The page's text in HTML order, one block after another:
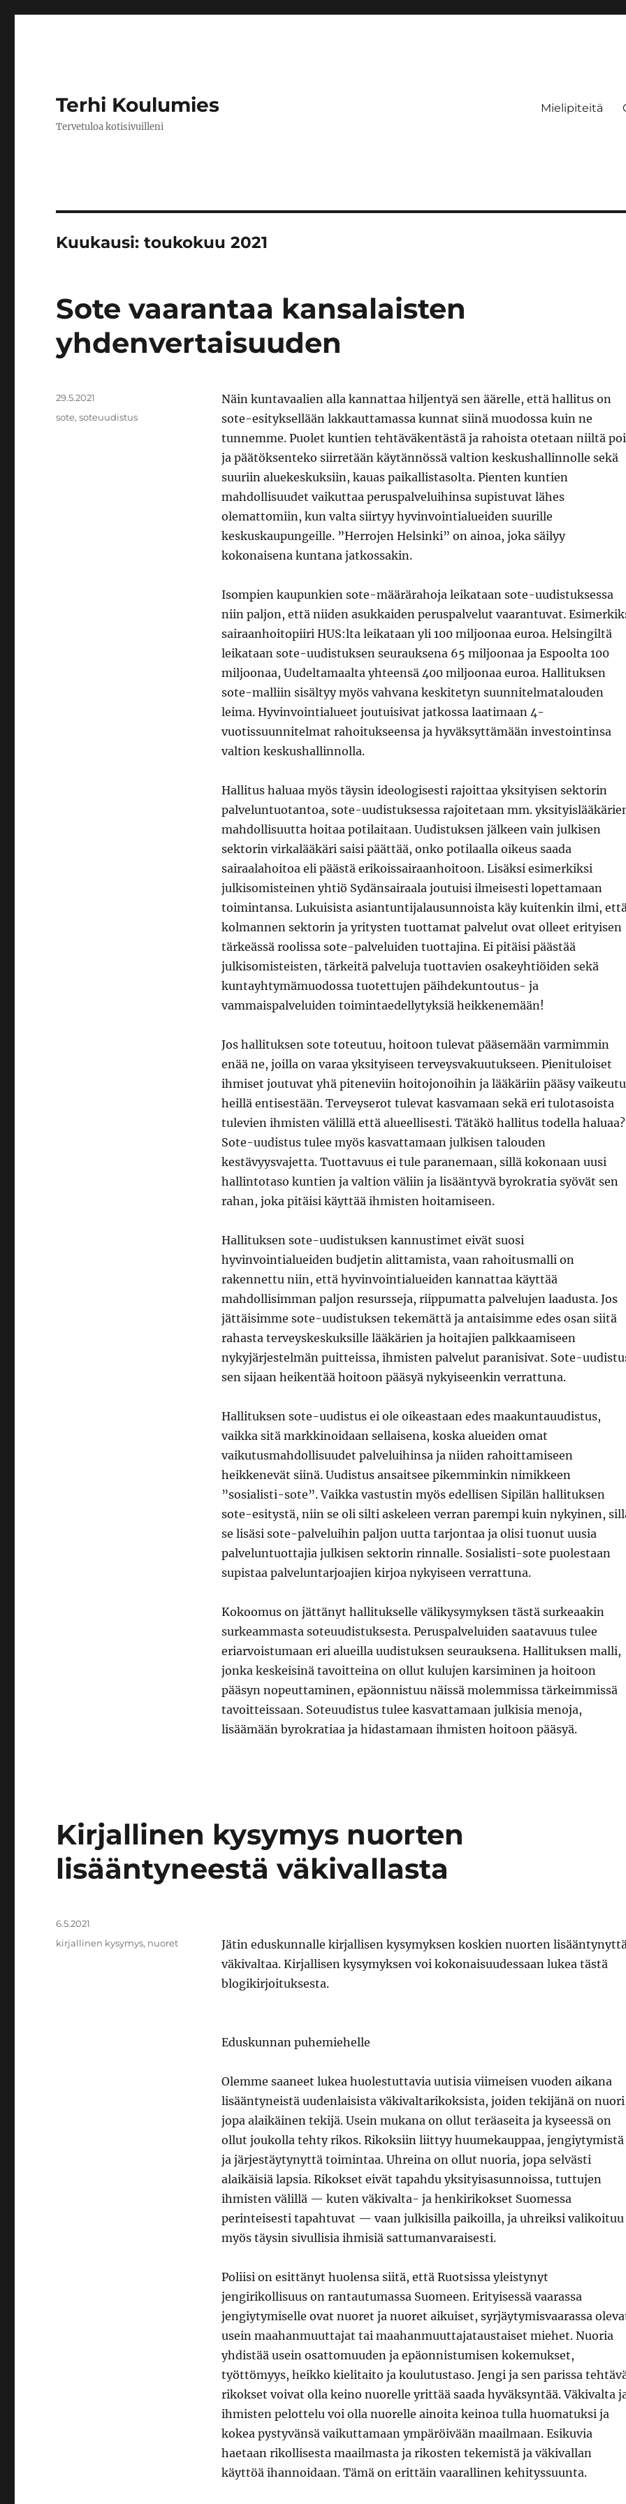
Terhi Koulumies
Tervetuloa kotisivuilleni
Mielipiteitä
Kuukausi:toukokuu 2021
Sote vaarantaa kansalaisten
yhdenvertaisuuden
Näin kuntavaalien alla kannattaa hiljentyä sen äärelle, että hallitus on
sote-esityksellään lakkauttamassa kunnat siinä muodossa kuin ne
tunnemme. Puolet kuntien tehtäväkentästä ja rahoista otetaan niiltä
ja päätöksenteko siirretään käytännössä valtion keskushallinnolle sekä
suuriin aluekeskuksiin, kauas paikallistasolta. Pienten kuntien
mahdollisuudet vaikuttaa peruspalveluihinsa supistuvat lähes
olemattomiin, kun valta siirtyy hyvinvointialueiden suurille
keskuskaupungeille. ”Herrojen Helsinki” on ainoa, joka säilyy
kokonaisena kuntana jatkossakin.
Isompien kaupunkien sote-määrärahoja leikataan sote-uudistuksessa
niin paljon, että niiden asukkaiden peruspalvelut vaarantuvat.
sairaanhoitopiiri HUS:lta leikataan yli 100 miljoonaa euroa. Helsingiltä
leikataan sote-uudistuksen seurauksena 65 miljoonaa ja Espoolta 100
miljoonaa, Uudeltamaalta yhteensä 400 miljoonaa euroa. Hallituksen
sote-malliin sisältyy myös vahvana keskitetyn suunnitelmatalouden
leima. Hyvinvointialueet joutuisivat jatkossa laatimaan 4-
vuotissuunnitelmat rahoitukseensa ja hyväksyttämään investointinsa
valtion keskushallinnolla.
Hallitus haluaa myös täysin ideologisesti rajoittaa yksityisen sektorin
palveluntuotantoa, sote-uudistuksessa rajoitetaan mm.
mahdollisuutta hoitaa potilaitaan. Uudistuksen jälkeen vain julkisen
sektorin virkalääkäri saisi päättää, onko potilaalla oikeus saada
sairaalahoitoa eli päästä erikoissairaanhoitoon. Lisäksi esimerkiksi
julkisomisteinen yhtiö Sydänsairaala joutuisi ilmeisesti lopettamaan
toimintansa. Lukuisista asiantuntijalausunnoista käy kuitenkin ilmi,
kolmannen sektorin ja yritysten tuottamat palvelut ovat olleet erityisen
tärkeässä roolissa sote-palveluiden tuottajina. Ei pitäisi päästää
julkisomisteisten, tärkeitä palveluja tuottavien osakeyhtiöiden sekä
kuntayhtymämuodossa tuotettujen päihdekuntoutus- ja
vammaispalveluiden toimintaedellytyksiä heikkenemään!
Jos hallituksen sote toteutuu, hoitoon tulevat pääsemään varmimmin
enää ne, joilla on varaa yksityiseen terveysvakuutukseen. Pienituloiset
ihmiset joutuvat yhä piteneviin hoitojonoihin ja lääkäriin pääsy
heillä entisestään. Terveyserot tulevat kasvamaan sekä eri tulotasoista
tulevien ihmisten välillä että alueellisesti. Tätäkö hallitus todella haluaa?
Sote-uudistus tulee myös kasvattamaan julkisen talouden
kestävyysvajetta. Tuottavuus ei tule paranemaan, sillä kokonaan uusi
hallintotaso kuntien ja valtion väliin ja lisääntyvä byrokratia syövät sen
rahan, joka pitäisi käyttää ihmisten hoitamiseen.
Hallituksen sote-uudistuksen kannustimet eivät suosi
hyvinvointialueiden budjetin alittamista, vaan rahoitusmalli on
rakennettu niin, että hyvinvointialueiden kannattaa käyttää
mahdollisimman paljon resursseja, riippumatta palvelujen laadusta. Jos
jättäisimme sote-uudistuksen tekemättä ja antaisimme edes osan siitä
rahasta terveyskeskuksille lääkärien ja hoitajien palkkaamiseen
nykyjärjestelmän puitteissa, ihmisten palvelut paranisivat. Sote-
sen sijaan heikentää hoitoon pääsyä nykyiseenkin verrattuna.
Hallituksen sote-uudistus ei ole oikeastaan edes maakuntauudistus,
vaikka sitä markkinoidaan sellaisena, koska alueiden omat
vaikutusmahdollisuudet palveluihinsa ja niiden rahoittamiseen
heikkenevät siinä. Uudistus ansaitsee pikemminkin nimikkeen
”sosialisti-sote”. Vaikka vastustin myös edellisen Sipilän hallituksen
sote-esitystä, niin se oli silti askeleen verran parempi kuin nykyinen,
se lisäsi sote-palveluihin paljon uutta tarjontaa ja olisi tuonut uusia
palveluntuottajia julkisen sektorin rinnalle. Sosialisti-sote puolestaan
supistaa palveluntarjoajien kirjoa nykyiseen verrattuna.
Kokoomus on jättänyt hallitukselle välikysymyksen tästä surkeaakin
surkeammasta soteuudistuksesta. Peruspalveluiden saatavuus tulee
eriarvoistumaan eri alueilla uudistuksen seurauksena. Hallituksen malli,
jonka keskeisinä tavoitteina on ollut kulujen karsiminen ja hoitoon
pääsyn nopeuttaminen, epäonnistuu näissä molemmissa tärkeimmissä
tavoitteissaan. Soteuudistus tulee kasvattamaan julkisia menoja,
lisäämään byrokratiaa ja hidastamaan ihmisten hoitoon pääsyä.
Julkaistu
29.5.2021
Avainsanat
sote,soteuudistus
Kirjallinen kysymys nuorten
lisääntyneestä väkivallasta
Jätin eduskunnalle kirjallisen kysymyksen koskien nuorten
väkivaltaa. Kirjallisen kysymyksen voi kokonaisuudessaan lukea tästä
blogikirjoituksesta.
Eduskunnan puhemiehelle
Olemme saaneet lukea huolestuttavia uutisia viimeisen vuoden aikana
lisääntyneistä uudenlaisista väkivaltarikoksista, joiden tekijänä on
jopa alaikäinen tekijä. Usein mukana on ollut teräaseita ja kyseessä on
ollut joukolla tehty rikos. Rikoksiin liittyy huumekauppaa, jengiytymistä
ja järjestäytynyttä toimintaa. Uhreina on ollut nuoria, jopa selvästi
alaikäisiä lapsia. Rikokset eivät tapahdu yksityisasunnoissa, tuttujen
ihmisten välillä — kuten väkivalta- ja henkirikokset Suomessa
perinteisesti tapahtuvat — vaan julkisilla paikoilla, ja uhreiksi valikoituu
myös täysin sivullisia ihmisiä sattumanvaraisesti.
Poliisi on esittänyt huolensa siitä, että Ruotsissa yleistynyt
jengirikollisuus on rantautumassa Suomeen. Erityisessä vaarassa
jengiytymiselle ovat nuoret ja nuoret aikuiset, syrjäytymisvaarassa
usein maahanmuuttajat tai maahanmuuttajataustaiset miehet. Nuoria
yhdistää usein osattomuuden ja epäonnistumisen kokemukset,
työttömyys, heikko kielitaito ja koulutustaso. Jengi ja sen parissa
rikokset voivat olla keino nuorelle yrittää saada hyväksyntää. Väkivalta
ihmisten pelottelu voi olla nuorelle ainoita keinoa tulla huomatuksi ja
kokea pystyvänsä vaikuttamaan ympäröivään maailmaan. Esikuvia
haetaan rikollisesta maailmasta ja rikosten tekemistä ja väkivallan
käyttöä ihannoidaan. Tämä on erittäin vaarallinen kehityssuunta.
Julkaistu
6.5.2021
Avainsanat
kirjallinen kysymys, nuoret